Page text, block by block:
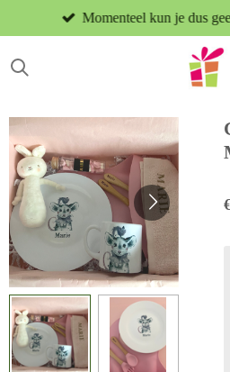
direct
naar
Momenteel kun je dus